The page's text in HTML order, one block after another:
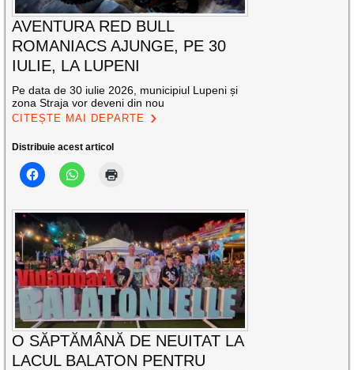
AVENTURA RED BULL
ROMANIACS AJUNGE, PE 30
IULIE, LA LUPENI
Pe data de 30 iulie 2026, municipiul Lupeni și
zona Straja vor deveni din nou
CITEȘTE MAI DEPARTE
Distribuie acest articol
O SĂPTĂMÂNĂ DE NEUITAT LA
LACUL BALATON PENTRU